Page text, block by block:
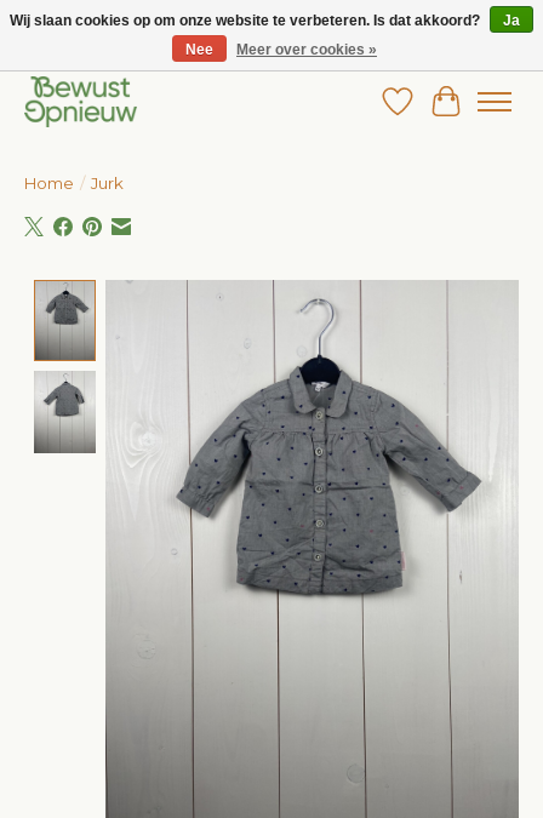
Wij bieden het grootste aanbod in betaalbare kinderkleding!
Verlanglijst
Home / Jurk
Product image slideshow Items
Wij slaan cookies op om onze website te verbeteren. Is dat akkoord?
Ja
Nee
Meer over cookies »